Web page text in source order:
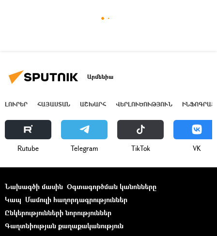
Արմենիա
ԼՈՒՐԵՐ ՀԱՅԱՍՏԱՆ ԱՇԽԱՐՀ ՎԵՐԼՈՒԾՈՒԹՅՈՒՆ
Rutube Telegram ТikТоk VK
Նախագծի մասին Օգտագործման կանոնները
Կապ Մամուլի հաղորդագրություններ
Ընկերությունների նորություններ
Գաղտնիության քաղաքականություն